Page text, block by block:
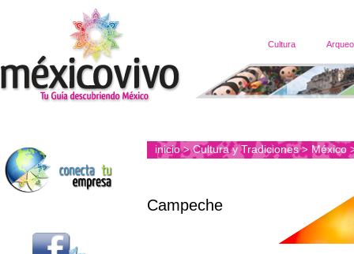
Cultura
inicio>Cultura y Tradiciones> México
Campeche